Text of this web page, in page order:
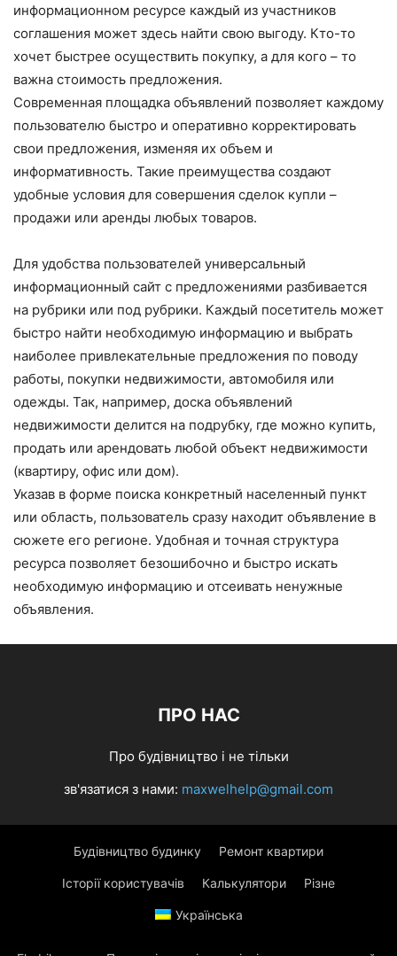
информационном ресурсе каждый из участников
соглашения может здесь найти свою выгоду. Кто-то
хочет быстрее осуществить покупку, а для кого – то
важна стоимость предложения.
Современная площадка объявлений позволяет каждому
пользователю быстро и оперативно корректировать
свои предложения, изменяя их объем и
информативность. Такие преимущества создают
удобные условия для совершения сделок купли –
продажи или аренды любых товаров.
Для удобства пользователей универсальный
информационный сайт с предложениями разбивается
на рубрики или под рубрики. Каждый посетитель может
быстро найти необходимую информацию и выбрать
наиболее привлекательные предложения по поводу
работы, покупки недвижимости, автомобиля или
одежды. Так, например, доска объявлений
недвижимости делится на подрубку, где можно купить,
продать или арендовать любой объект недвижимости
(квартиру, офис или дом).
Указав в форме поиска конкретный населенный пункт
или область, пользователь сразу находит объявление в
сюжете его регионе. Удобная и точная структура
ресурса позволяет безошибочно и быстро искать
необходимую информацию и отсеивать ненужные
объявления.
ПРО НАС
Про будівництво і не тільки
зв'язатися з нами: maxwelhelp@gmail.com
Будівництво будинку Ремонт квартири
Історії користувачів Калькулятори Різне
Українська